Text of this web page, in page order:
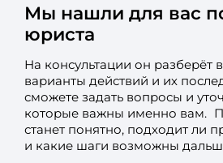
Мы нашли для вас
юриста
На консультации он разберёт
варианты действий и их
сможете задать вопросы и
которые важны именно вам.
станет понятно, подходит ли
и какие шаги возможны